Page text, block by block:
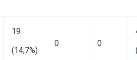
19
(14,7%)
0 0